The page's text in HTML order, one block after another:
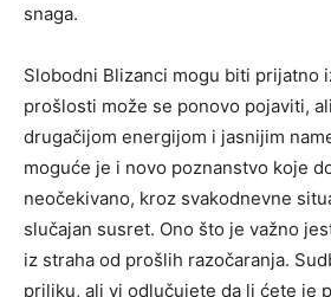
snaga.
Slobodni Blizanci mogu biti prijatno
prošlosti može se ponovo pojaviti,
drugačijom energijom i jasnijim
moguće je i novo poznanstvo koje
neočekivano, kroz svakodnevne
slučajan susret. Ono što je važno
iz straha od prošlih razočaranja.
priliku, ali vi odlučujete da li ćete je